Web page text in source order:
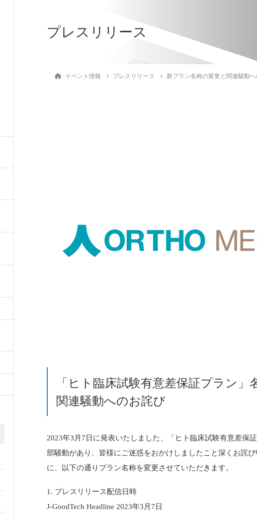
プレスリリース
イベント情報 プレスリリース 新プラン名称の変更と関連騒動
「ヒト臨床試験有意差保証プラン」
関連騒動へのお詫び
2023年3月7日に発表いたしました、「ヒト臨床試験有意差保
部騒動があり、皆様にご迷惑をおかけしましたこと深くお詫
に、以下の通りプラン名称を変更させていただきます。
1. プレスリリース配信日時
J-GoodTech Headline 2023年3月7日